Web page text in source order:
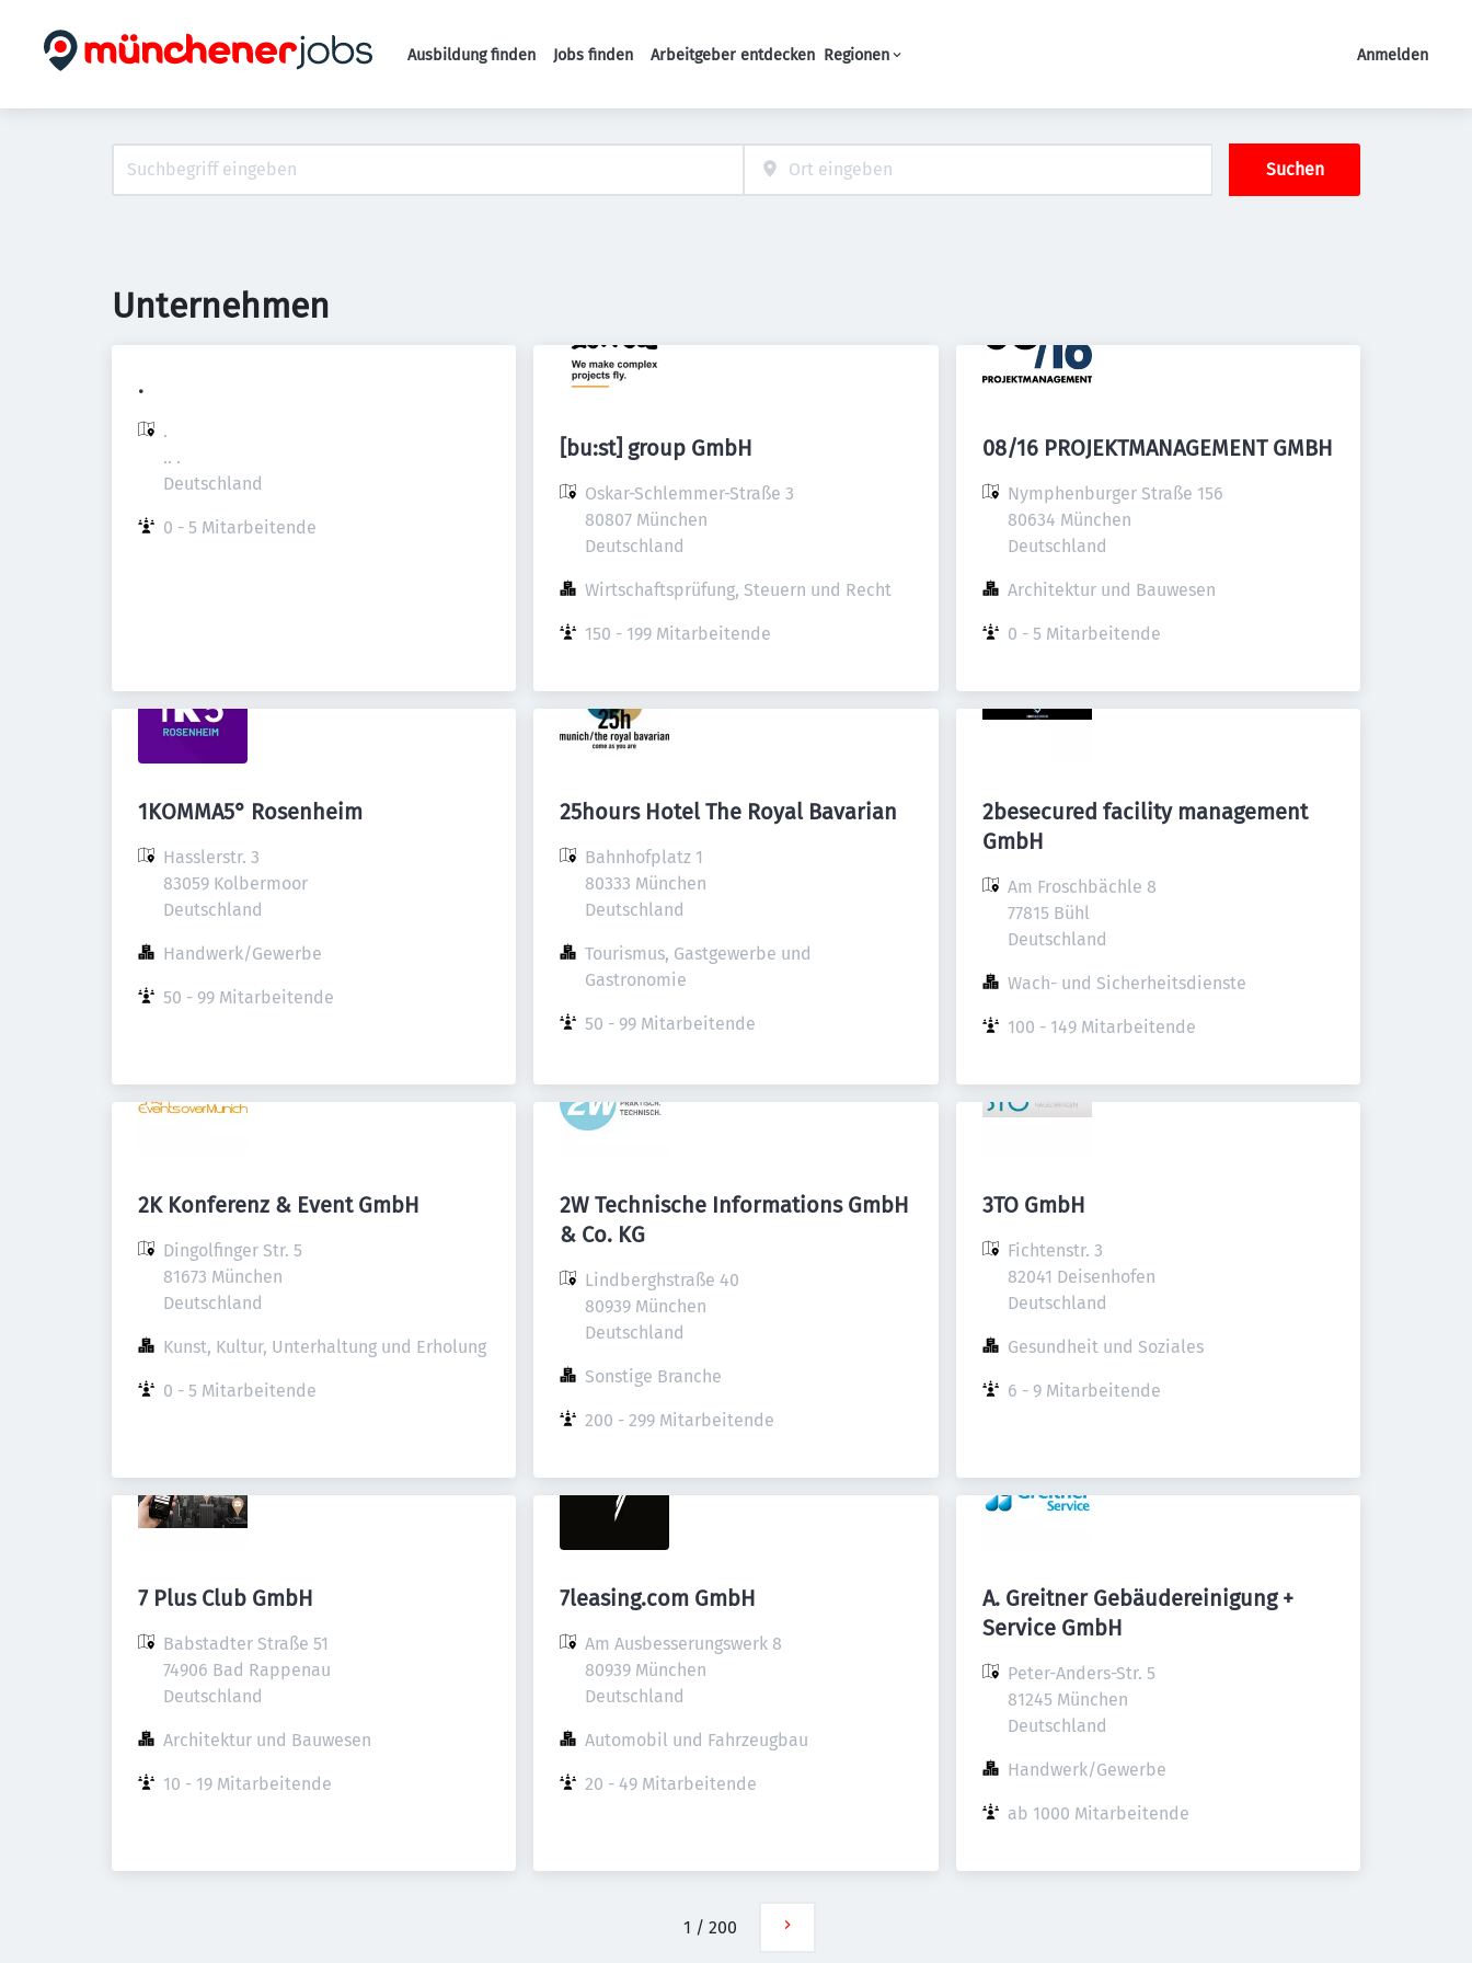
Haupt-Navigation
Ausbildung finden Jobs finden Arbeitgeber entdecken Regionen Anmelden
Suchen
Unternehmen
.
.
.. .
Deutschland
0 - 5 Mitarbeitende
[bu:st] group GmbH
Oskar-Schlemmer-Straße 3
80807 München
Deutschland
Wirtschaftsprüfung, Steuern und Recht
150 - 199 Mitarbeitende
08/16 PROJEKTMANAGEMENT GMBH
Nymphenburger Straße 156
80634 München
Deutschland
Architektur und Bauwesen
0 - 5 Mitarbeitende
1KOMMA5° Rosenheim
Hasslerstr. 3
83059 Kolbermoor
Deutschland
Handwerk/Gewerbe
50 - 99 Mitarbeitende
25hours Hotel The Royal Bavarian
Bahnhofplatz 1
80333 München
Deutschland
Tourismus, Gastgewerbe und
Gastronomie
50 - 99 Mitarbeitende
2besecured facility management
GmbH
Am Froschbächle 8
77815 Bühl
Deutschland
Wach- und Sicherheitsdienste
100 - 149 Mitarbeitende
2K Konferenz & Event GmbH
Dingolfinger Str. 5
81673 München
Deutschland
Kunst, Kultur, Unterhaltung und Erholung
0 - 5 Mitarbeitende
2W Technische Informations GmbH
& Co. KG
Lindberghstraße 40
80939 München
Deutschland
Sonstige Branche
200 - 299 Mitarbeitende
3TO GmbH
Fichtenstr. 3
82041 Deisenhofen
Deutschland
Gesundheit und Soziales
6 - 9 Mitarbeitende
7 Plus Club GmbH
Babstadter Straße 51
74906 Bad Rappenau
Deutschland
Architektur und Bauwesen
10 - 19 Mitarbeitende
7leasing.com GmbH
Am Ausbesserungswerk 8
80939 München
Deutschland
Automobil und Fahrzeugbau
20 - 49 Mitarbeitende
A. Greitner Gebäudereinigung +
Service GmbH
Peter-Anders-Str. 5
81245 München
Deutschland
Handwerk/Gewerbe
ab 1000 Mitarbeitende
1 / 200